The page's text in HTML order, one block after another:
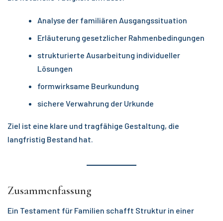
Analyse der familiären Ausgangssituation
Erläuterung gesetzlicher Rahmenbedingungen
strukturierte Ausarbeitung individueller
Lösungen
formwirksame Beurkundung
sichere Verwahrung der Urkunde
Ziel ist eine klare und tragfähige Gestaltung, die
langfristig Bestand hat.
Zusammenfassung
Ein Testament für Familien schafft Struktur in einer